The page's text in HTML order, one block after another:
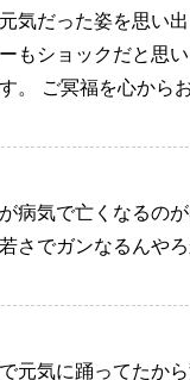
気だった姿を思い
もショックだと思い
。
ご冥福を心から
病気で亡くなるの
さでガンなるんや
元気に踊ってたから